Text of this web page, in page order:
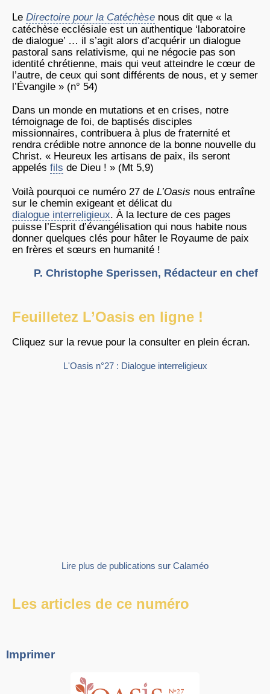
Le Directoire pour la Catéchèse nous dit que « la
catéchèse ecclésiale est un authentique ‘laboratoire
de dialogue’ … il s’agit alors d’acquérir un dialogue
pastoral sans relativisme, qui ne négocie pas son
identité chrétienne, mais qui veut atteindre le cœur de
l’autre, de ceux qui sont différents de nous, et y semer
l’Évangile » (n° 54)
Dans un monde en mutations et en crises, notre
témoignage de foi, de baptisés disciples
missionnaires, contribuera à plus de fraternité et
rendra crédible notre annonce de la bonne nouvelle du
Christ. « Heureux les artisans de paix, ils seront
appelés fils de Dieu ! » (Mt 5,9)
Voilà pourquoi ce numéro 27 de L’Oasis nous entraîne
sur le chemin exigeant et délicat du
dialogue interreligieux. À la lecture de ces pages
puisse l’Esprit d’évangélisation qui nous habite nous
donner quelques clés pour hâter le Royaume de paix
en frères et sœurs en humanité !
P. Christophe Sperissen, Rédacteur en chef
Feuilletez L’Oasis en ligne !
Cliquez sur la revue pour la consulter en plein écran.
L'Oasis n°27 : Dialogue interreligieux
Lire plus de publications sur Calaméo
Les articles de ce numéro
Imprimer